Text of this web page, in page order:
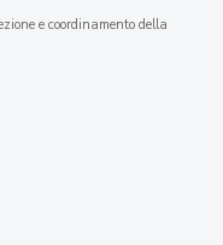
e coordinamento della